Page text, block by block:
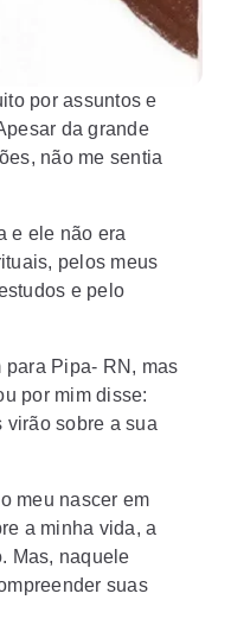
por assuntos e
da grande
não me sentia
e ele não era
pelos meus
e pelo
para Pipa- RN, mas
por mim disse:
virão sobre a sua
meu nascer em
a minha vida, a
Mas, naquele
suas